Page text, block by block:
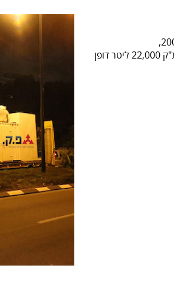
שני גנרטורים 1600kVA, חמישה מכלים, לוחות מיוחדים, מכל תת"ק 22,000 ליטר דופן